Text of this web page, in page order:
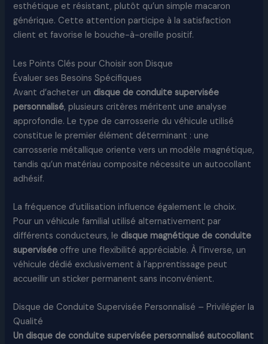
esthétique et résistant, plutôt qu’un simple macaron
générique. Cette attention participe à la satisfaction
client et favorise le bouche-à-oreille positif.
Les Points Clés pour Choisir son Disque
Évaluer ses Besoins Spécifiques
Avant d’acheter un disque de conduite supervisée
personnalisé, plusieurs critères méritent une analyse
approfondie. Le type de carrosserie du véhicule utilisé
constitue le premier élément déterminant : une
carrosserie métallique oriente vers un modèle magnétique,
tandis qu’un matériau composite nécessite un autocollant
adhésif.
La fréquence d’utilisation influence également le choix.
Pour un véhicule familial utilisé alternativement par
différents conducteurs, le disque magnétique de conduite
supervisée offre une flexibilité appréciable. À l’inverse, un
véhicule dédié exclusivement à l’apprentissage peut
accueillir un sticker permanent sans inconvénient.
Disque de Conduite Supervisée Personnalisé – Privilégier la
Qualité
Un disque de conduite supervisée personnalisé autocollant